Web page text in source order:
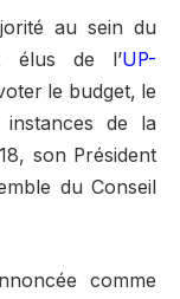
au sein du
élus de l’UP-
le budget, le
de la
son Président
du Conseil
comme